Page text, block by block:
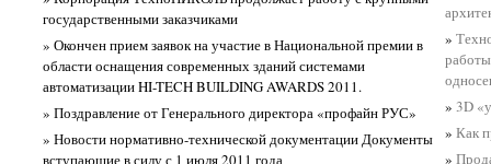
государственными заказчиками
» Окончен прием заявок на участие в Национальной премии в
области оснащения современных зданий системами
автоматизации HI-TECH BUILDING AWARDS 2011.
» Поздравление от Генерального директора «профайн РУС»
» Новости нормативно-технической документации Документы
вступающие в силу с 1 июля 2011 года
»
» 3D
» Как
»